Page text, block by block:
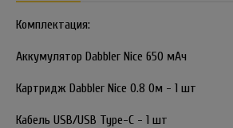
Комплектация:
Аккумулятор Dabbler Nice 650 мАч
Картридж Dabbler Nice 0.8 Ом - 1 шт
Кабель USB/USB Type-C - 1 шт